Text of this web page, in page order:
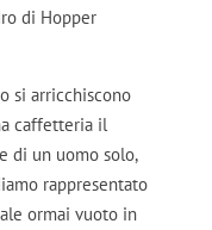
di Hopper
si arricchiscono
caffetteria il
di un uomo solo,
rappresentato
ormai vuoto in